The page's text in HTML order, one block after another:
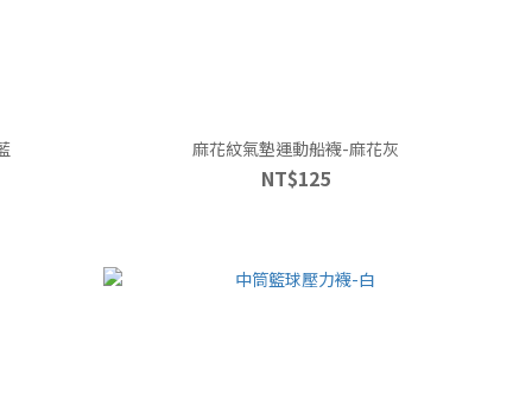
麻花紋氣墊運動船襪-麻花灰
NT$125